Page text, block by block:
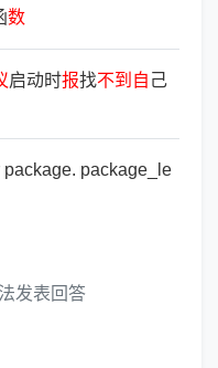
数
启动时报找不到 自 己
package. package_le
发表回答